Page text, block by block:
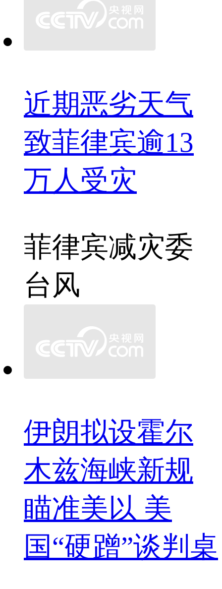
近期恶劣天气
致菲律宾逾13
万人受灾
菲律宾减灾委
台风
伊朗拟设霍尔
木兹海峡新规
瞄准美以 美
国“硬蹭”谈判桌